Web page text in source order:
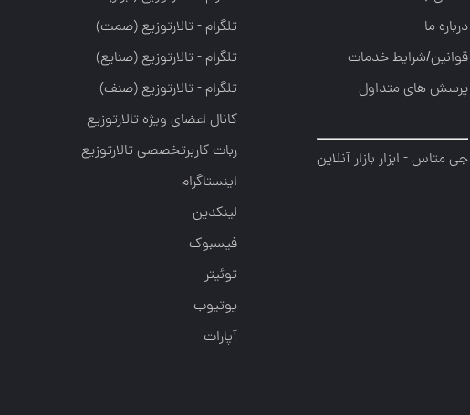
درباره ما
قوانین/شرایط خدمات
پرسش های متداول
جی متاس - ابزار بازار آنلاین
تلگرام - تالارتوزيع (صمت)
تلگرام - تالارتوزيع (صنايع)
تلگرام - تالارتوزیع (صنف)
کانال اعضای ویژه تالارتوزیع
ربات کاربرتخصصی تالارتوزیع
اینستاگرام
لینکدین
فیسبوک
توئیتر
یوتیوب
آپارات